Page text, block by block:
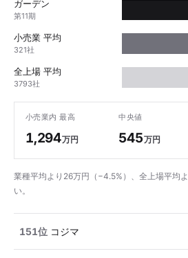
ガーデン
第11期
小売業 平均
321社
全上場 平均
3793社
小売業内 最高
1,294万円
中央値
545万円
業種平均より26万円（−4.5%）、全上場平均
い。
151位 コジマ